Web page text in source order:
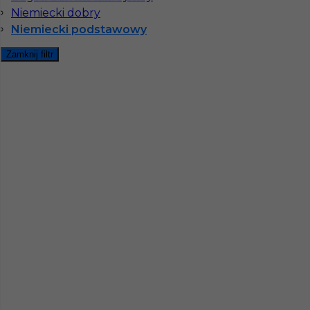
Niemiecki dobry
Niemiecki podstawowy
Zamknij filtr